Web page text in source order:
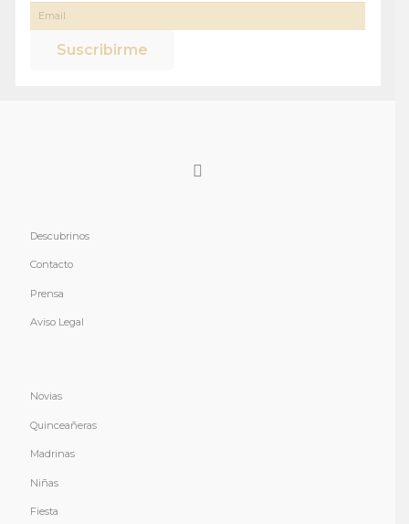
Descubrinos
Contacto
Prensa
Aviso Legal
Novias
Quinceañeras
Madrinas
Niñas
Fiesta